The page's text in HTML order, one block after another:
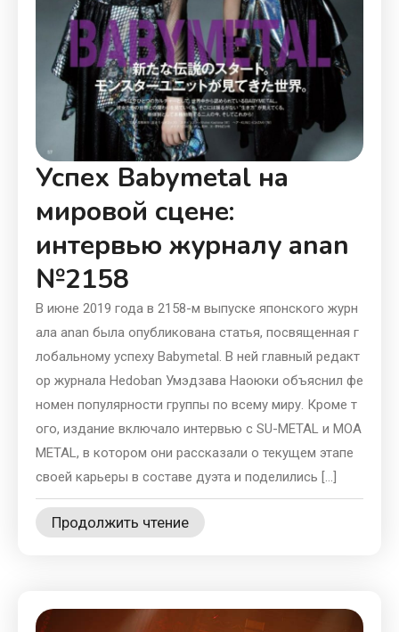
Успех Babymetal на
мировой сцене:
интервью журналу anan
№2158
В июне 2019 года в 2158-м выпуске японского журн
ала anan была опубликована статья, посвященная г
лобальному успеху Babymetal. В ней главный редакт
ор журнала Hedoban Умэдзава Наоюки объяснил фе
номен популярности группы по всему миру. Кроме т
ого, издание включало интервью с SU-METAL и MOA
METAL, в котором они рассказали о текущем этапе
своей карьеры в составе дуэта и поделились […]
Продолжить чтение